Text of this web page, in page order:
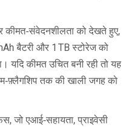
कीमत‑संवेदनशीलता को देखते हुए,
बैटरी और 1 TB स्टोरेज को
यदि कीमत उचित बनी रही तो यह
तक की खाली जगह को
जो एआई‑सहायता, प्राइवेसी